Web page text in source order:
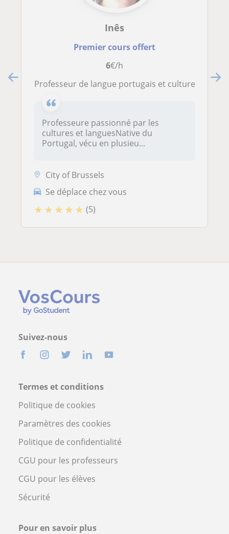
Inês
Premier cours offert
6€/h
Professeur de langue portugais et culture
Professeure passionné par les
cultures et languesNative du
Portugal, vécu en plusieu...
City of Brussels
Se déplace chez vous
★ ★ ★ ★ ★ (5)
Suivez-nous
Termes et conditions
Politique de cookies
Paramètres des cookies
Politique de confidentialité
CGU pour les professeurs
CGU pour les élèves
Sécurité
Pour en savoir plus